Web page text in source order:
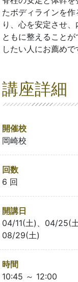
たボディラインを
り、心を安定させ
ともに整えること
したい人にお薦めで
講座詳細
開催校
岡崎校
回数
6 回
開講日
04/11(土)、04/25(
08/29(土)
時間
10:45 ～ 12:00